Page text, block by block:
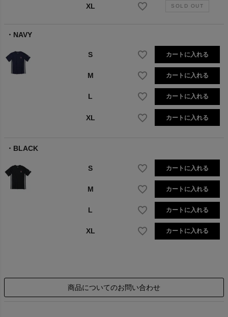
XL
NAVY
S カートに入れる
M カートに入れる
L カートに入れる
XL カートに入れる
BLACK
S カートに入れる
M カートに入れる
L カートに入れる
XL カートに入れる
商品についてのお問い合わせ